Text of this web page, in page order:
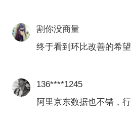
减少补贴的策略，从
最差的表现，到第四
到2026年第一季度继
年剩余时间环比来看仍
港股100研究中心顾问
到自2025年外卖大战
割你没商量
终于看到环比改善的希望
136****1245
阿里京东数据也不错，行